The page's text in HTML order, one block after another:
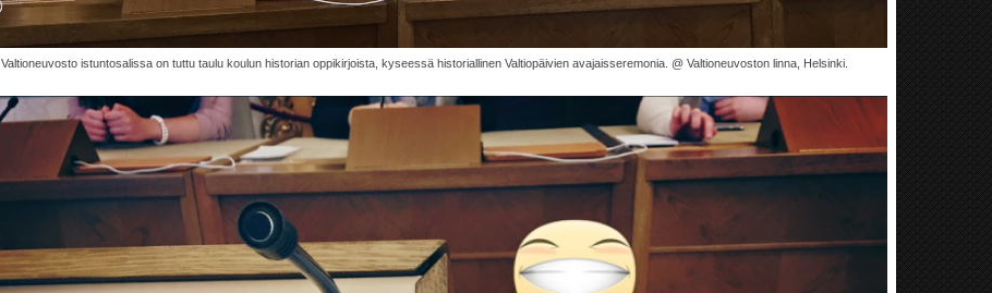
Valtioneuvosto istuntosalissa on tuttu taulu koulun historian oppikirjoista, kyseessä historiallinen Valtiopäivien avajaisseremonia. @ Valtioneuvoston linna, Helsinki.